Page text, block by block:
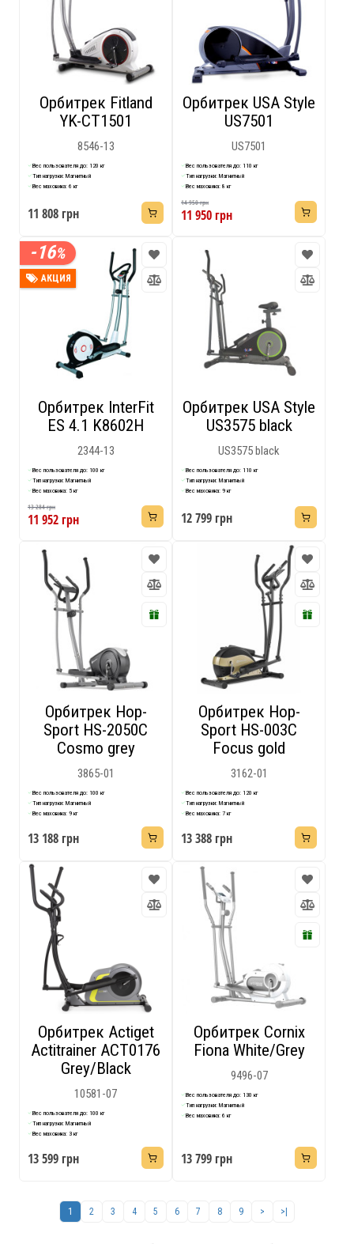
Орбитрек Fitland
YK-CT1501
8546-13
Вес пользователя до: 120 кг
Тип нагрузки: Магнитный
Вес маховика: 6 кг
11 808 грн
Орбитрек USA Style
US7501
US7501
Вес пользователя до: 110 кг
Тип нагрузки: Магнитный
Вес маховика: 8 кг
14 950 грн
11 950 грн
-16%
АКЦИЯ
Орбитрек InterFit
ES 4.1 K8602H
2344-13
Вес пользователя до: 100 кг
Тип нагрузки: Магнитный
Вес маховика: 5 кг
13 284 грн
11 952 грн
Орбитрек USA Style
US3575 black
US3575 black
Вес пользователя до: 110 кг
Тип нагрузки: Магнитный
Вес маховика: 9 кг
12 799 грн
Орбитрек Hop-
Sport HS-2050C
Cosmo grey
3865-01
Вес пользователя до: 100 кг
Тип нагрузки: Магнитный
Вес маховика: 9 кг
13 188 грн
Орбитрек Hop-
Sport HS-003C
Focus gold
3162-01
Вес пользователя до: 120 кг
Тип нагрузки: Магнитный
Вес маховика: 7 кг
13 388 грн
Орбитрек Actiget
Actitrainer ACT0176
Grey/Black
10581-07
Вес пользователя до: 100 кг
Тип нагрузки: Магнитный
Вес маховика: 3 кг
13 599 грн
Орбитрек Cornix
Fiona White/Grey
9496-07
Вес пользователя до: 130 кг
Тип нагрузки: Магнитный
Вес маховика: 6 кг
13 799 грн
1 2 3 4 5 6 7 8 9 > >|